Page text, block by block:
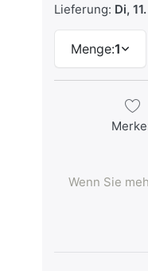
Lieferung: Di, 11.
Menge:1
Wenn Sie